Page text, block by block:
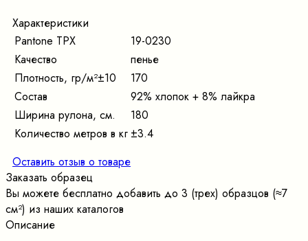
Характеристики
Pantone TPX
19-0230
Качество
пенье
Плотность, гр/м²±10
170
Состав
92% хлопок + 8% лайкра
Ширина рулона, см.
180
Количество метров в кг ±3.4
Оставить отзыв о товаре
Заказать образец
Вы можете бесплатно добавить до 3 (трех) образцов (≈7
cм²) из наших каталогов
Описание